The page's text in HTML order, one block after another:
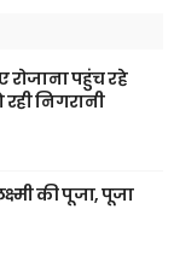
रोजाना पहुंच रहे
रही निगरानी
की पूजा, पूजा